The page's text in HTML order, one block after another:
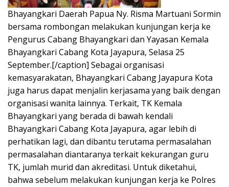
Bhayangkari Daerah Papua Ny. Risma Martuani Sormin
bersama rombongan melakukan kunjungan kerja ke
Pengurus Cabang Bhayangkari dan Yayasan Kemala
Bhayangkari Cabang Kota Jayapura, Selasa 25
September.[/caption] Sebagai organisasi
kemasyarakatan, Bhayangkari Cabang Jayapura Kota
juga harus dapat menjalin kerjasama yang baik dengan
organisasi wanita lainnya. Terkait, TK Kemala
Bhayangkari yang berada di bawah kendali
Bhayangkari Cabang Kota Jayapura, agar lebih di
perhatikan lagi, dan dibantu terutama permasalahan
permasalahan diantaranya terkait kekurangan guru
TK, jumlah murid dan akreditasi. Untuk diketahui,
bahwa sebelum melakukan kunjungan kerja ke Polres